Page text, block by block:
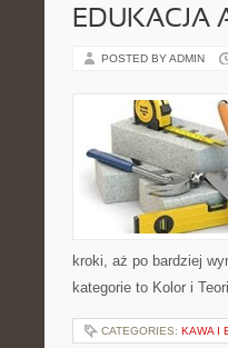
EDUKACJA
POSTED BY ADMIN
kroki, aż po bardziej
kategorie to Kolor i
CATEGORIES: KAWA I